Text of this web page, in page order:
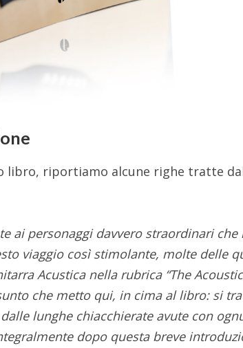
libro, riportiamo alcune righe tratte
ai personaggi davvero straordinari
viaggio così stimolante, molte delle
Acustica nella rubrica “The
che metto qui, in cima al libro: si
lunghe chiacchierate avute con
dopo questa breve